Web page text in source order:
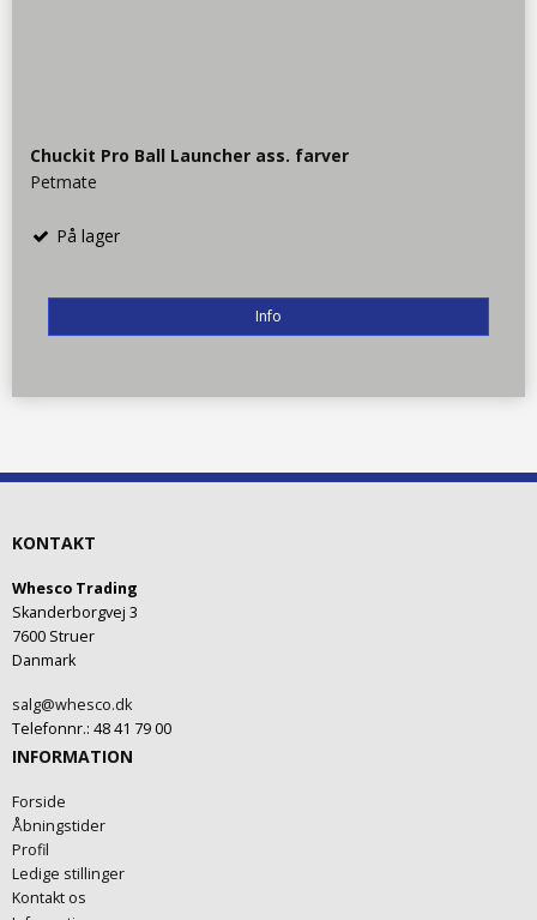
Chuckit Pro Ball Launcher ass. farver
Petmate
På lager
Info
KONTAKT
Whesco Trading
Skanderborgvej 3
7600 Struer
Danmark
salg@whesco.dk
Telefonnr.: 48 41 79 00
INFORMATION
Forside
Åbningstider
Profil
Ledige stillinger
Kontakt os